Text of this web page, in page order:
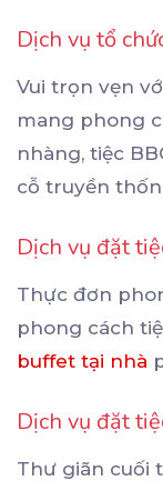
Dịch vụ tổ
Vui trọn vẹn
mang phong
nhàng, tiệc
cỗ truyền
Dịch vụ đặt
Thực đơn
phong cách
buffet tại nhà
Dịch vụ đặt
Thư giãn cuối